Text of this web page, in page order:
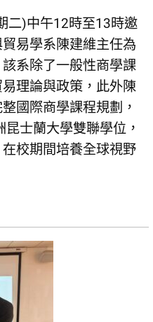
二)中午12時至13時邀
易學系陳建維主任為
系除了一般性商學課
理論與政策，此外陳
國際商學課程規劃，
士蘭大學雙聯學位，
校期間培養全球視野